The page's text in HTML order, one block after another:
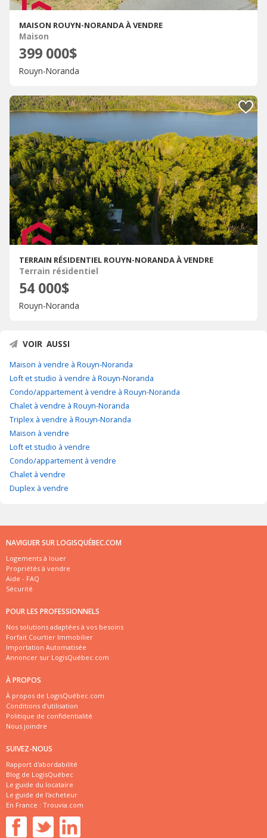
MAISON ROUYN-NORANDA À VENDRE
Maison
399 000$
Rouyn-Noranda
TERRAIN RÉSIDENTIEL ROUYN-NORANDA À VENDRE
Terrain résidentiel
54 000$
Rouyn-Noranda
VOIR AUSSI
Maison à vendre à Rouyn-Noranda
Loft et studio à vendre à Rouyn-Noranda
Condo/appartement à vendre à Rouyn-Noranda
Chalet à vendre à Rouyn-Noranda
Triplex à vendre à Rouyn-Noranda
Maison à vendre
Loft et studio à vendre
Condo/appartement à vendre
Chalet à vendre
Duplex à vendre
NAVIGUER SUR LOGISQUÉBEC.COM
Logements à louer
Propriétés à vendre
Aide - FAQ
Sécurité
POUR LES PROFESSIONNELS
Nos solutions adaptées à vos besoins
Forfait Courtier Immobilier
Importation Automatisée
Annoncer sur LogisQuébec.com
À PROPOS
À propos de LogisQuébec.com
Conditions d'utilisation
Politique de confidentialité
Nous joindre
SUIVEZ-NOUS
Rapport d'abordabilité
Blog de LogisQuébec
Le guide du locataire
Le guide de l'acheteur
En France : Trouvia.com